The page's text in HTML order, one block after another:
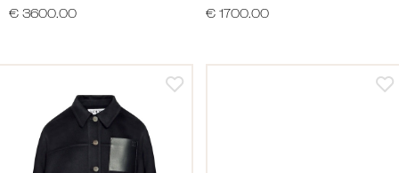
€ 3600.00 € 1700.00